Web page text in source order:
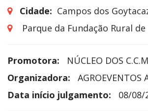
Cidade: Campos dos
Parque da Fundação Rural
Promotora:
NÚCLEO DOS
Organizadora:
AGROEVENTOS
Data início julgamento:
08/08/